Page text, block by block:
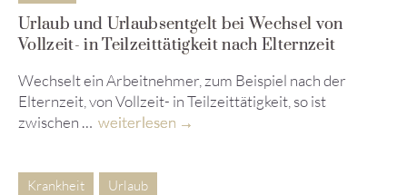
Urlaub und Urlaubsentgelt bei Wechsel von
Vollzeit- in Teilzeittätigkeit nach Elternzeit
Wechselt ein Arbeitnehmer, zum Beispiel nach der
Elternzeit, von Vollzeit- in Teilzeittätigkeit, so ist
zwischen … weiterlesen
Krankheit Urlaub